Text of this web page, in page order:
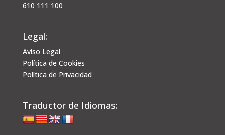
610 111 100
Legal:
Avíso Legal
Política de Cookies
Política de Privacidad
Traductor de Idiomas: